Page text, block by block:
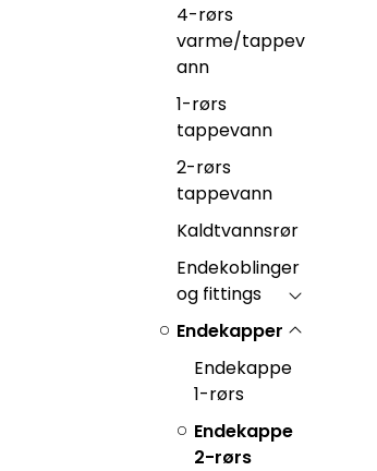
4-rørs
varme/tappev
ann
1-rørs
tappevann
2-rørs
tappevann
Kaldtvannsrør
Endekoblinger
og fittings
Endekapper
Endekappe
1-rørs
Endekappe
2-rørs